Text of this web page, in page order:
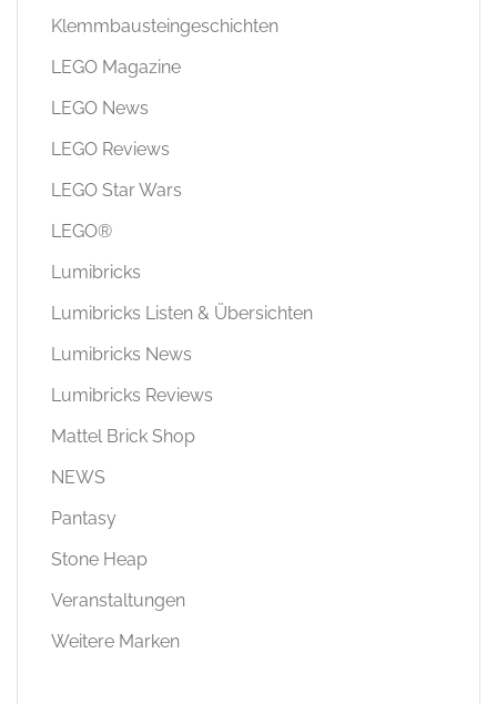
Klemmbausteingeschichten
LEGO Magazine
LEGO News
LEGO Reviews
LEGO Star Wars
LEGO®
Lumibricks
Lumibricks Listen & Übersichten
Lumibricks News
Lumibricks Reviews
Mattel Brick Shop
NEWS
Pantasy
Stone Heap
Veranstaltungen
Weitere Marken